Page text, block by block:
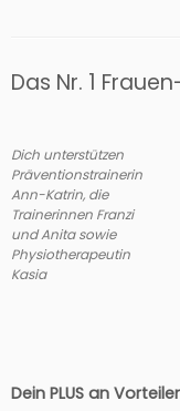
Das Nr. 1
Dich unterstützen
Präventionstrainerin
Ann-Katrin, die
Trainerinnen Franzi
und Anita sowie
Physiotherapeutin
Kasia
Dein PLUS an